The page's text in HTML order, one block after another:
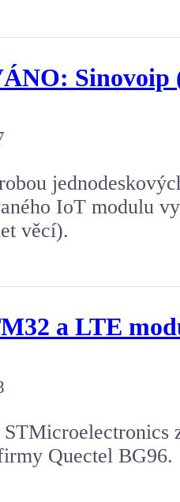
Sinovoip
IoT modulu
věcí).
a LTE
Quectel BG96.